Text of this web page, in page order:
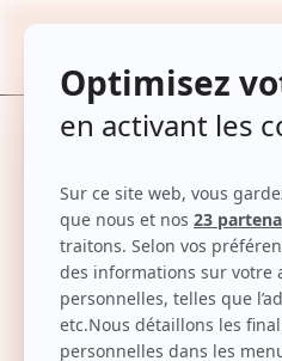
Disques
Disques